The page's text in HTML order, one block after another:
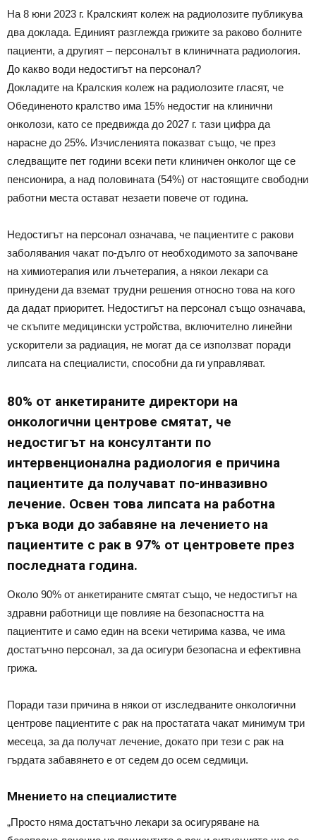
На 8 юни 2023 г. Кралският колеж на радиолозите публикува
два доклада. Единият разглежда грижите за раково болните
пациенти, а другият – персоналът в клиничната радиология.
До какво води недостигът на персонал?
Докладите на Кралския колеж на радиолозите гласят, че
Обединеното кралство има 15% недостиг на клинични
онколози, като се предвижда до 2027 г. тази цифра да
нарасне до 25%. Изчисленията показват също, че през
следващите пет години всеки пети клиничен онколог ще се
пенсионира, а над половината (54%) от настоящите свободни
работни места остават незаети повече от година.
Недостигът на персонал означава, че пациентите с ракови
заболявания чакат по-дълго от необходимото за започване
на химиотерапия или лъчетерапия, а някои лекари са
принудени да вземат трудни решения относно това на кого
да дадат приоритет. Недостигът на персонал също означава,
че скъпите медицински устройства, включително линейни
ускорители за радиация, не могат да се използват поради
липсата на специалисти, способни да ги управляват.
80% от анкетираните директори на
онкологични центрове смятат, че
недостигът на консултанти по
интервенционална радиология е причина
пациентите да получават по-инвазивно
лечение. Освен това липсата на работна
ръка води до забавяне на лечението на
пациентите с рак в 97% от центровете през
последната година.
Около 90% от анкетираните смятат също, че недостигът на
здравни работници ще повлияе на безопасността на
пациентите и само един на всеки четирима казва, че има
достатъчно персонал, за да осигури безопасна и ефективна
грижа.
Поради тази причина в някои от изследваните онкологични
центрове пациентите с рак на простатата чакат минимум три
месеца, за да получат лечение, докато при тези с рак на
гърдата забавянето е от седем до осем седмици.
Мнението на специалистите
„Просто няма достатъчно лекари за осигуряване на